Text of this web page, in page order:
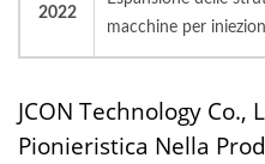
2022
macchine per
JCON Technology Co.,
Pionieristica Nella